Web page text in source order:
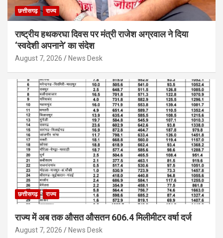
छत्तीसगढ़ राज्य
राष्ट्रीय हथकरघा दिवस पर मंत्री राजेश अग्रवाल ने दिया
‘स्वदेशी अपनाने’ का संदेश
August 7, 2026 News Desk
छत्तीसगढ़ राज्य
राज्य में अब तक औसत औसतन 606.4 मिलीमीटर वर्षा दर्ज
August 7, 2026 News Desk